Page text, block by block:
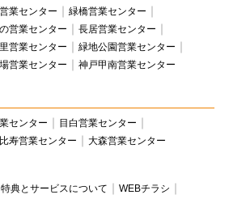
業センター
緑橋営業センター
営業センター
長居営業センター
営業センター
緑地公園営業センター
営業センター 神戸甲南営業センター
センター
目白営業センター
寿営業センター 大森営業センター
特典とサービスについて
WEBチラシ